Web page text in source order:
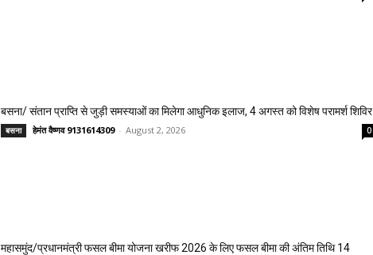
बसना/ संतान प्राप्ति से जुड़ी समस्याओं का मिलेगा आधुनिक इलाज, 4 अगस्त को विशेष परामर्श शिविर
बसना हेमंत वैष्णव 9131614309 - August 2, 2026 0
महासमुंद/प्रधानमंत्री फसल बीमा योजना खरीफ 2026 के लिए फसल बीमा की अंतिम तिथि 14